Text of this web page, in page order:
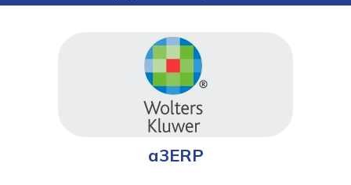
a3ERP